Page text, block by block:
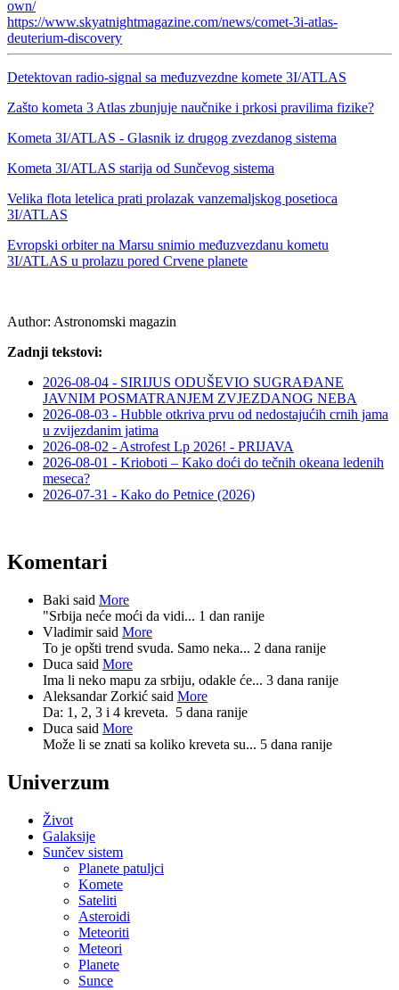
own/
https://www.skyatnightmagazine.com/news/comet-3i-atlas-
deuterium-discovery
Detektovan radio-signal sa međuzvezdne komete 3I/ATLAS
Zašto kometa 3 Atlas zbunjuje naučnike i prkosi pravilima fizike?
Kometa 3I/ATLAS - Glasnik iz drugog zvezdanog sistema
Kometa 3I/ATLAS starija od Sunčevog sistema
Velika flota letelica prati prolazak vanzemaljskog posetioca
3I/ATLAS
Evropski orbiter na Marsu snimio međuzvezdanu kometu
3I/ATLAS u prolazu pored Crvene planete
Author: Astronomski magazin
Zadnji tekstovi:
2026-08-04 - SIRIJUS ODUŠEVIO SUGRAĐANE
JAVNIM POSMATRANJEM ZVJEZDANOG NEBA
2026-08-03 - Hubble otkriva prvu od nedostajućih crnih jama
u zvijezdanim jatima
2026-08-02 - Astrofest Lp 2026! - PRIJAVA
2026-08-01 - Krioboti – Kako doći do tečnih okeana ledenih
meseca?
2026-07-31 - Kako do Petnice (2026)
Komentari
Baki said More
"Srbija neće moći da vidi... 1 dan ranije
Vladimir said More
To je opšti trend svuda. Samo neka... 2 dana ranije
Duca said More
Ima li neko mapu za srbiju, odakle će... 3 dana ranije
Aleksandar Zorkić said More
Da: 1, 2, 3 i 4 kreveta. 5 dana ranije
Duca said More
Može li se znati sa koliko kreveta su... 5 dana ranije
Univerzum
Život
Galaksije
Sunčev sistem
Planete patuljci
Komete
Sateliti
Asteroidi
Meteoriti
Meteori
Planete
Sunce